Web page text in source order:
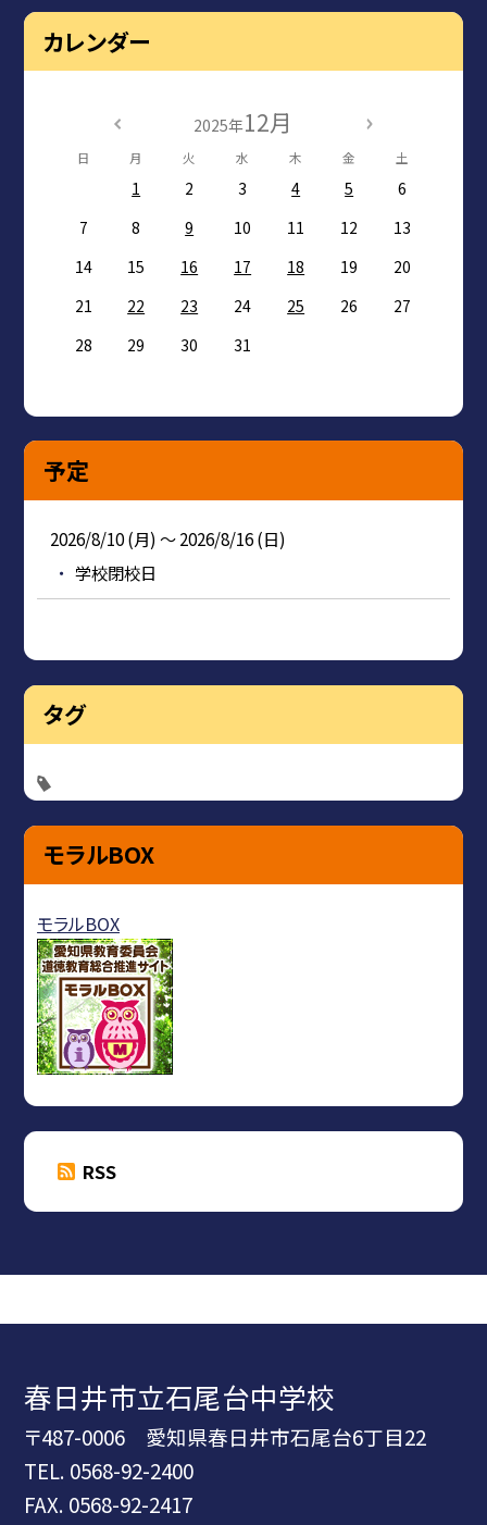
カレンダー
2025年12月
日 月 火 水 木 金 土
1 2 3 4 5
6
7
8 9 10 11 12
13
14
15 16 17 18 19
20
21
22 23 24 25 26
27
28
29 30 31
予定
2026/8/10 (月) ～ 2026/8/16 (日)
学校閉校日
タグ
モラルBOX
モラルBOX
RSS
春日井市立石尾台中学校
〒487-0006 愛知県春日井市石尾台6丁目22
TEL. 0568-92-2400
FAX. 0568-92-2417